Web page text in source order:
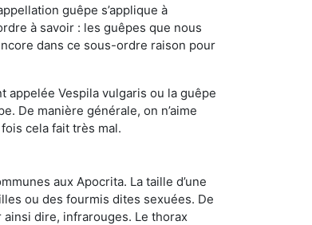
guêpe s’applique à
à savoir : les guêpes que nous
dans ce sous-ordre raison pour
appelée Vespila vulgaris ou la guêpe
De manière générale, on n’aime
cela fait très mal.
aux Apocrita. La taille d’une
ou des fourmis dites sexuées. De
ainsi dire, infrarouges. Le thorax